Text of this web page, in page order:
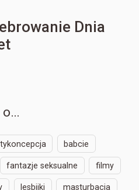
Dnia
o…
babcie
fantazje seksualne filmy
lesbijki masturbacja